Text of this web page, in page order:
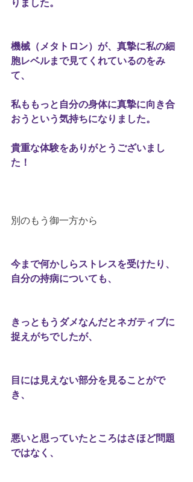
機械（メタトロン）が、真摯に私の細
胞レベルまで見てくれているのをみ
て、
私ももっと自分の身体に真摯に向き合
おうという気持ちになりました。
貴重な体験をありがとうございまし
た！
別のもう御一方から
今まで何かしらストレスを受けたり、
自分の持病についても、
きっともうダメなんだとネガティブに
捉えがちでしたが、
目には見えない部分を見ることがで
き、
悪いと思っていたところはさほど問題
ではなく、